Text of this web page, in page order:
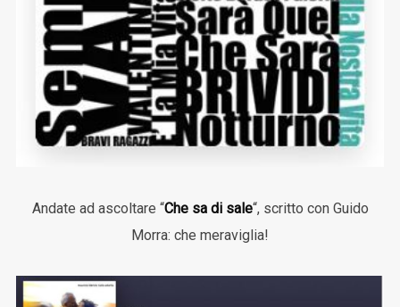
Andate ad ascoltare “Che sa di sale“, scritto con Guido
Morra: che meraviglia!